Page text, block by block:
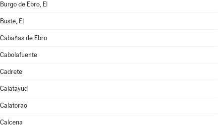
Burgo de Ebro, El
Buste, El
Cabañas de Ebro
Cabolafuente
Cadrete
Calatayud
Calatorao
Calcena